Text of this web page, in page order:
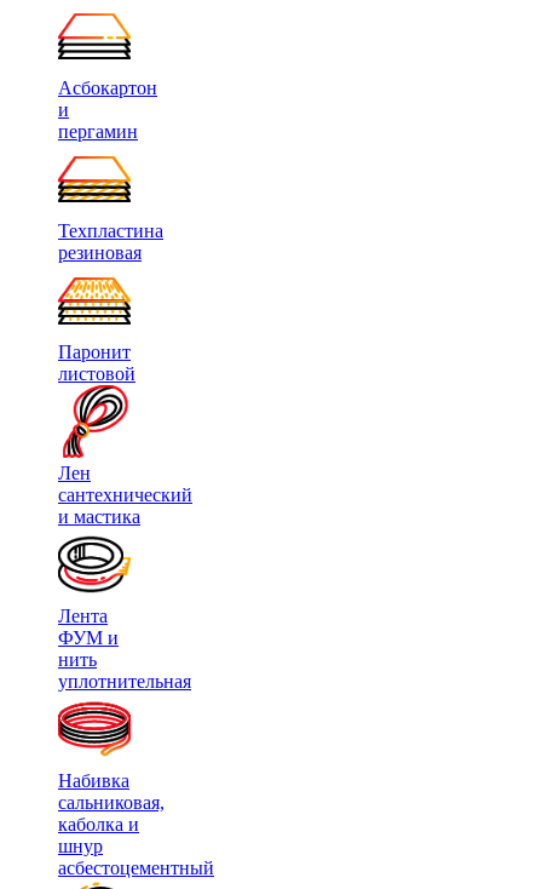
Асбокартон
и
пергамин
Техпластина
резиновая
Паронит
листовой
Лен
сантехнический
и мастика
Лента
ФУМ и
нить
уплотнительная
Набивка
сальниковая,
каболка и
шнур
асбестоцементный